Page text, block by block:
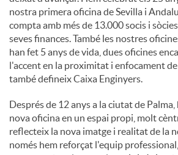
nostra primera oficina de Sevilla i
compta amb més de 13.000 socis i
seves finances. També les nostres
han fet 5 anys de vida, dues oficines
l'accent en la proximitat i enfocament
també defineix Caixa Enginyers.
Després de 12 anys a la ciutat de
nova oficina en un espai propi, molt
reflecteix la nova imatge i realitat de la
només hem reforçat l'equip